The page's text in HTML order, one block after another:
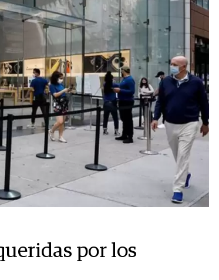
por los